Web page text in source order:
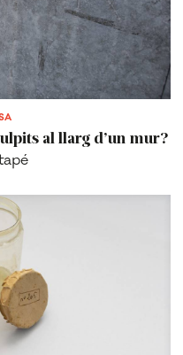
al llarg d’un mur?